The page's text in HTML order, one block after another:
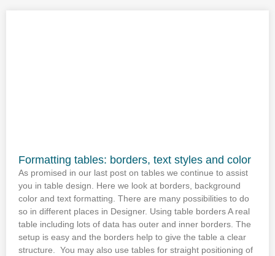
Formatting tables: borders, text styles and color
As promised in our last post on tables we continue to assist
you in table design. Here we look at borders, background
color and text formatting. There are many possibilities to do
so in different places in Designer. Using table borders A real
table including lots of data has outer and inner borders. The
setup is easy and the borders help to give the table a clear
structure. You may also use tables for straight positioning of